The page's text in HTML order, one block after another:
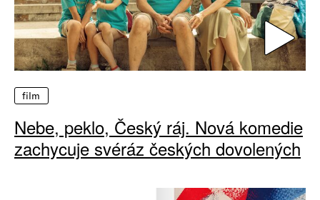
film
Nebe, peklo, Český ráj. Nová komedie
zachycuje svéráz českých dovolených